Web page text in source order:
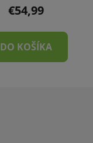
€54,99
DO KOŠÍKA